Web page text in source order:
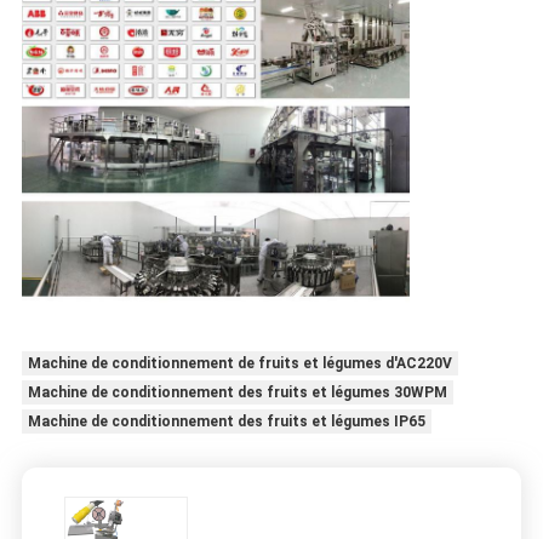
Machine de conditionnement de fruits et légumes d'AC220V
Machine de conditionnement des fruits et légumes 30WPM
Machine de conditionnement des fruits et légumes IP65